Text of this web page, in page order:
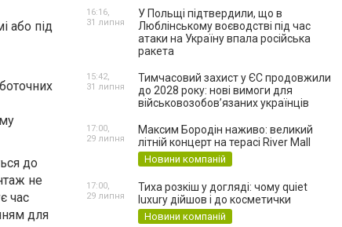
або під
до
не
час
для
У Польщі підтвердили, що в
Люблінському воєводстві під час
атаки на Україну впала російська
ракета
16:16,
31 липня
Тимчасовий захист у ЄС продовжили
до 2028 року: нові вимоги для
військовозобов’язаних українців
15:42,
31 липня
Максим Бородін наживо: великий
літній концерт на терасі River Mall
Новини компаній
17:00,
29 липня
Тиха розкіш у догляді: чому quiet
luxury дійшов і до косметички
Новини компаній
17:00,
29 липня